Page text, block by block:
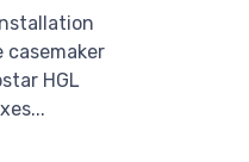
casemaker
HGL